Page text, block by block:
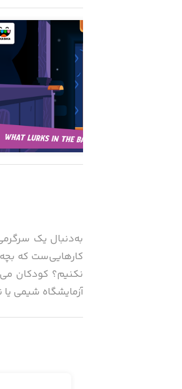
کارهایی‌ست که
نکنیم؟ کودکان
آزمایشگاه شیمی